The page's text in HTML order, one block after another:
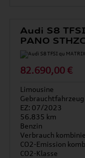
Audi S8
PANO
82.690,00 €
Limousine
Gebrauchtfahrzeug
EZ: 07/2023
56.835 km
Benzin
Verbrauch
CO2-Emission
CO2-Klasse